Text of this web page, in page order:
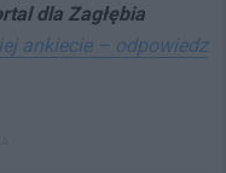
dla Zagłębia
ankiecie – odpowiedz